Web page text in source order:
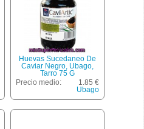
Huevas Sucedaneo De
Caviar Negro, Ubago,
Tarro 75 G
Precio medio:
1.85 €
Ubago